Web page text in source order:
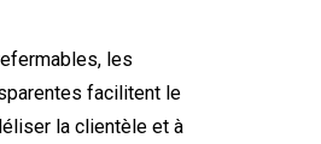
les
facilitent le
la clientèle et à